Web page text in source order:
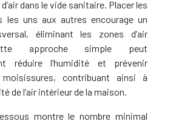
dans le vide sanitaire. Placer les
les uns aux autres encourage un
éliminant les zones d’air
approche simple peut
réduire l’humidité et prévenir
moisissures, contribuant ainsi à
de l’air intérieur de la maison.
montre le nombre minimal